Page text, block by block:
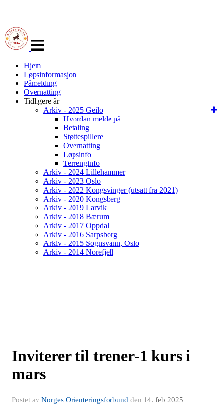
navigasjon
Hjem
Løpsinformasjon
Påmelding
Overnatting
Tidligere år
Arkiv - 2025 Geilo
Hvordan melde på
Betaling
Støttespillere
Overnatting
Løpsinfo
Terrenginfo
Arkiv - 2024 Lillehammer
Arkiv - 2023 Oslo
Arkiv - 2022 Kongsvinger (utsatt fra 2021)
Arkiv - 2020 Kongsberg
Arkiv - 2019 Larvik
Arkiv - 2018 Bærum
Arkiv - 2017 Oppdal
Arkiv - 2016 Sarpsborg
Arkiv - 2015 Sognsvann, Oslo
Arkiv - 2014 Norefjell
Inviterer til trener-1 kurs i
mars
Postet av Norges Orienteringsforbund den 14. feb 2025